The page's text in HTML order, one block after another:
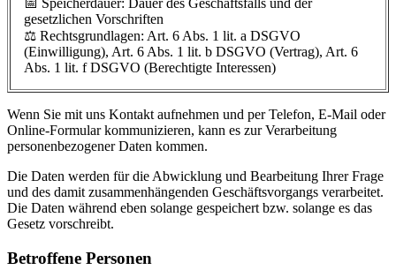
📅 Speicherdauer: Dauer des Geschäftsfalls und der
gesetzlichen Vorschriften
⚖️ Rechtsgrundlagen: Art. 6 Abs. 1 lit. a DSGVO
(Einwilligung), Art. 6 Abs. 1 lit. b DSGVO (Vertrag), Art. 6
Abs. 1 lit. f DSGVO (Berechtigte Interessen)
Wenn Sie mit uns Kontakt aufnehmen und per Telefon, E-Mail oder
Online-Formular kommunizieren, kann es zur Verarbeitung
personenbezogener Daten kommen.
Die Daten werden für die Abwicklung und Bearbeitung Ihrer Frage
und des damit zusammenhängenden Geschäftsvorgangs verarbeitet.
Die Daten während eben solange gespeichert bzw. solange es das
Gesetz vorschreibt.
Betroffene Personen